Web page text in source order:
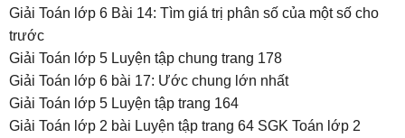
Giải Toán lớp 6 Bài 14: Tìm giá trị phân số của một số cho
trước
Giải Toán lớp 5 Luyện tập chung trang 178
Giải Toán lớp 6 bài 17: Ước chung lớn nhất
Giải Toán lớp 5 Luyện tập trang 164
Giải Toán lớp 2 bài Luyện tập trang 64 SGK Toán lớp 2